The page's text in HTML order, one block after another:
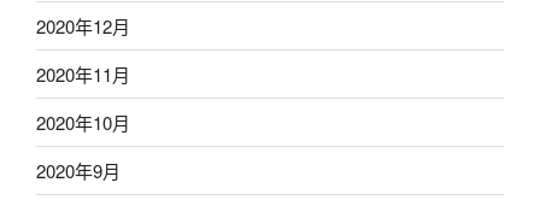
2020年12月
2020年11月
2020年10月
2020年9月